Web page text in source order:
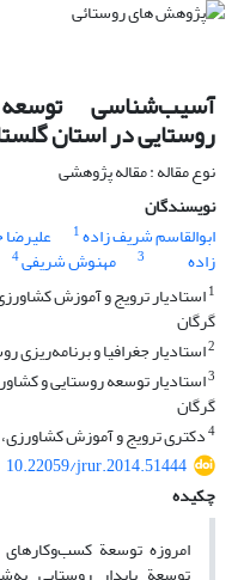
آسیب‌شناسی
روستایی در استان
نوع مقاله : مقاله پژوهشی
نویسندگان
ابوالقاسم شریف زاده1
زاده 3 مهنوش شریفی4
1استادیار ترویج و آموزش
گرگان
2استادیار جغرافیا و برنامه‌ریزی
3استادیار توسعه روستایی و
گرگان
4دکتری ترویج و آموزش
10.22059/jrur.2014.51444
چکیده
امروزه توسعة